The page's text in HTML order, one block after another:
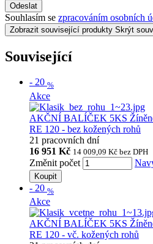
Odeslat
Souhlasím se zpracováním osobních
Zobrazit související produkty Skrýt
Související
- 20 %
Akce
AKČNÍ BALÍČEK 5KS
RE 120 - bez kožených rohů
21 pracovních dní
16 951 Kč 14 009,09 Kč bez DPH
Změnit počet
Koupit
- 20 %
Akce
AKČNÍ BALÍČEK 5KS
RE 120 - vč. kožených rohů